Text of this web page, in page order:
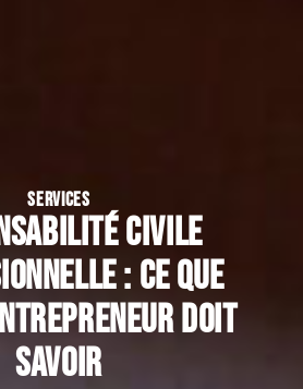
SERVICES
civile
: ce que
doit
savoir